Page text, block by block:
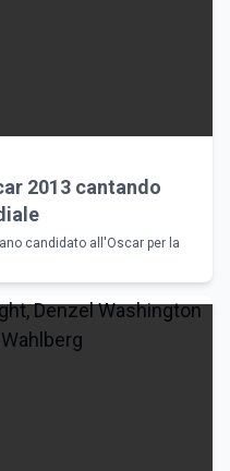
2013 cantando
candidato all'Oscar per la